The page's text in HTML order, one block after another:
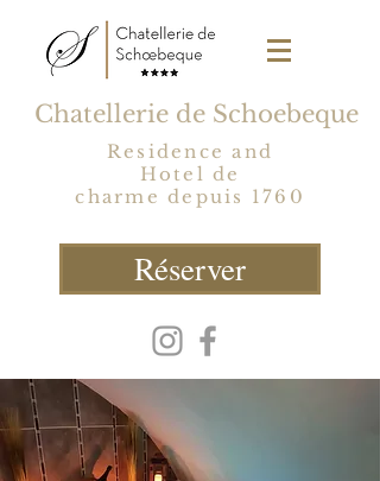
Chatellerie de Schoebeque
Residence and
Hotel de
charme depuis 1760
Réserver